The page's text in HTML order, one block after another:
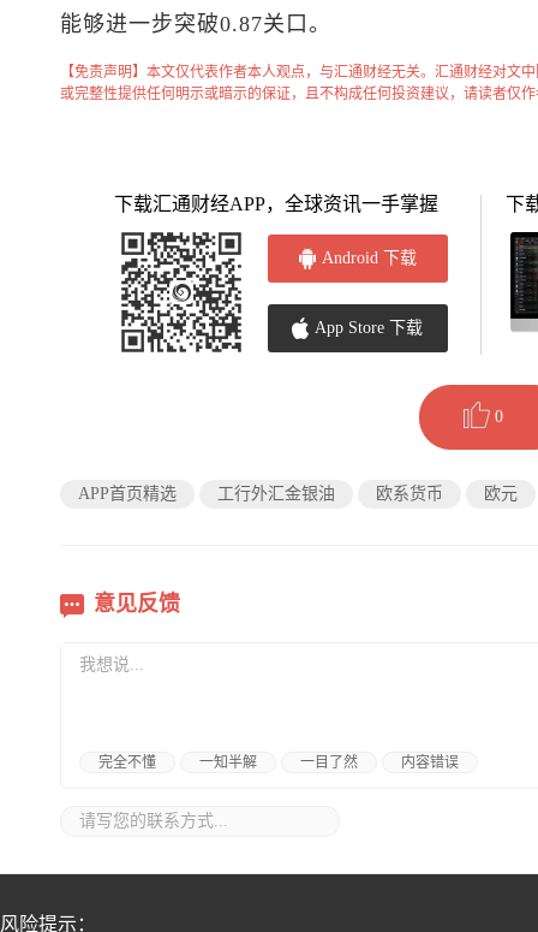
能够进一步突破0.87关口。
【免责声明】本文仅代表作者本人观点，与汇通财经无关。汇通财经对文
或完整性提供任何明示或暗示的保证，且不构成任何投资建议，请读者仅
下载汇通财经APP，全球资讯一手掌握
Android 下载
App Store 下载
下
0
APP首页精选 工行外汇金银油 欧系货币 欧元
意见反馈
完全不懂 一知半解 一目了然 内容错误
风险提示：